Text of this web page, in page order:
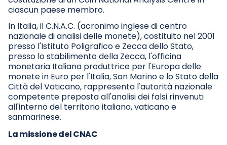
ciascun paese membro.
In Italia, il C.N.A.C. (acronimo inglese di centro
nazionale di analisi delle monete), costituito nel 2001
presso l'Istituto Poligrafico e Zecca dello Stato,
presso lo stabilimento della Zecca, l'officina
monetaria Italiana produttrice per l'Europa delle
monete in Euro per l'Italia, San Marino e lo Stato della
Città del Vaticano, rappresenta l'autorità nazionale
competente preposta all'analisi dei falsi rinvenuti
all'interno del territorio italiano, vaticano e
sanmarinese.
La missione del CNAC